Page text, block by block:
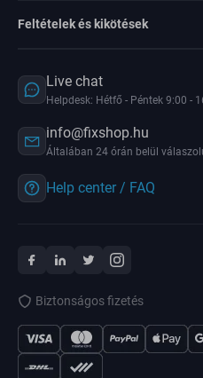
Feltételek és kikötések
Live chat
Helpdesk: Hétfő - Péntek 9:00 -
info@fixshop.hu
Általában 24 órán belül
Help center / FAQ
Biztonságos fizetés